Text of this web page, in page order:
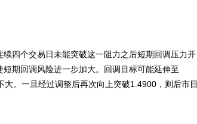
个交易日未能突破这一阻力之后短期回调压力开
期回调风险进一步加大。回调目标可能延伸至
。一旦经过调整后再次向上突破1.4900，则后市目